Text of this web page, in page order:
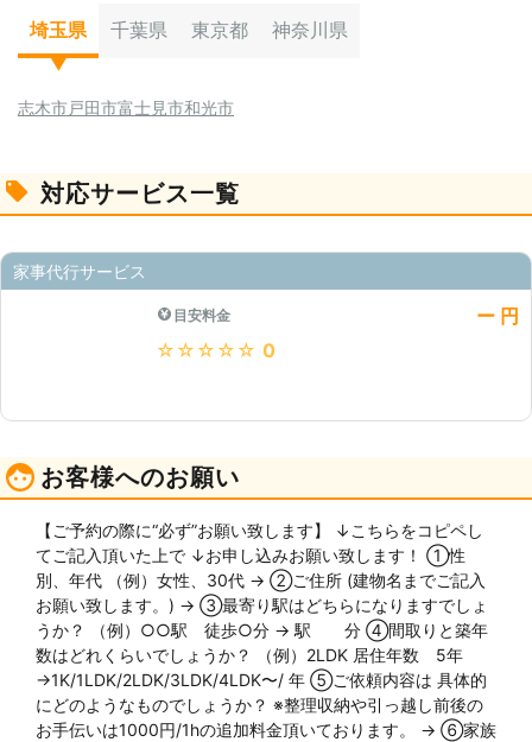
埼玉県 千葉県 東京都 神奈川県
志木市戸田市富士見市和光市
対応サービス一覧
家事代行サービス
目安料金
ー 円
★★★★★ 0
お客様へのお願い
【ご予約の際に“必ず”お願い致します】 ↓こちらをコピペし
てご記入頂いた上で ↓お申し込みお願い致します！ ①性
別、年代 （例）女性、30代 → ②ご住所 (建物名までご記入
お願い致します。) → ③最寄り駅はどちらになりますでしょ
うか？ （例）○○駅 徒歩○分 → 駅 分 ④間取りと築年
数はどれくらいでしょうか？ （例）2LDK 居住年数 5年
→1K/1LDK/2LDK/3LDK/4LDK〜/ 年 ⑤ご依頼内容は 具体的
にどのようなものでしょうか？ ※整理収納や引っ越し前後の
お手伝いは1000円/1hの追加料金頂いております。 → ⑥家族